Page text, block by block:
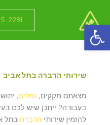
פתח סרגל נגישות
לתוכן
2281
שירותי הדברה בתל אביב
מצאתם מקקים, נמלים,
בעבודה? ייתכן שיש לכם
להזמין שירותי הדברה בתל